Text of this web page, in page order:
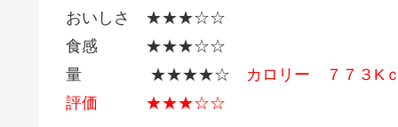
おいしさ ★★★☆☆
食感 ★★★☆☆
量 ★★★★☆ カロリー ７７３K
評価 ★★★☆☆